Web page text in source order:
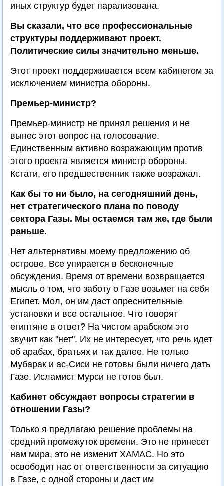
иных структур будет парализована.
Вы сказали, что все профессиональные
структуры поддерживают проект.
Политические силы значительно меньше.
Этот проект поддерживается всем кабинетом за
исключением министра обороны.
Премьер-министр?
Премьер-министр не принял решения и не
вынес этот вопрос на голосование.
Единственным активно возражающим против
этого проекта является министр обороны.
Кстати, его предшественник также возражал.
Как бы то ни было, на сегодняшний день,
нет стратегического плана по поводу
сектора Газы. Мы остаемся там же, где были
раньше.
Нет альтернативы моему предложению об
острове. Все упирается в бесконечные
обсуждения. Время от времени возвращается
мысль о том, что заботу о Газе возьмет на себя
Египет. Мол, он им даст опреснительные
установки и все остальное. Что говорят
египтяне в ответ? На чистом арабском это
звучит как "нет". Их не интересует, что речь идет
об арабах, братьях и так далее. Не только
Мубарак и ас-Сиси не готовы были ничего дать
Газе. Исламист Мурси не готов был.
Кабинет обсуждает вопросы стратегии в
отношении Газы?
Только я предлагаю решение проблемы на
средний промежуток времени. Это не принесет
нам мира, это не изменит ХАМАС. Но это
освободит нас от ответственности за ситуацию
в Газе, с одной стороны и даст им